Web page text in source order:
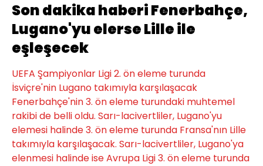
Son dakika haberi Fenerbahçe,
Lugano'yu elerse Lille ile
eşleşecek
UEFA Şampiyonlar Ligi 2. ön eleme turunda
İsviçre'nin Lugano takımıyla karşılaşacak
Fenerbahçe'nin 3. ön eleme turundaki muhtemel
rakibi de belli oldu. Sarı-lacivertliler, Lugano'yu
elemesi halinde 3. ön eleme turunda Fransa'nın Lille
takımıyla karşılaşacak. Sarı-lacivertliler, Lugano'ya
elenmesi halinde ise Avrupa Ligi 3. ön eleme turunda